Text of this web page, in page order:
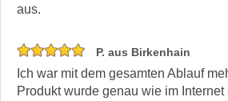
aus.
P. aus Birkenhain
Ich war mit dem gesamten Ablauf
Produkt wurde genau wie im